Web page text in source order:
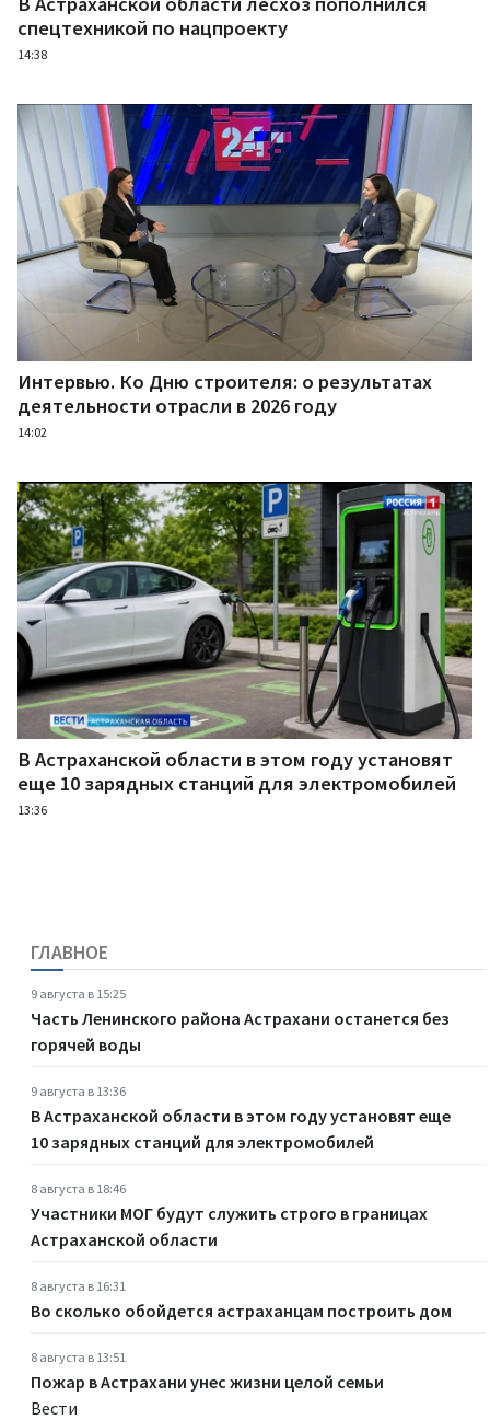
спецтехникой по нацпроекту
14:38
Интервью. Ко Дню строителя: о результатах
деятельности отрасли в 2026 году
14:02
В Астраханской области в этом году установят
еще 10 зарядных станций для электромобилей
13:36
ГЛАВНОЕ
9 августа в 15:25
Часть Ленинского района Астрахани останется без
горячей воды
9 августа в 13:36
В Астраханской области в этом году установят еще
10 зарядных станций для электромобилей
8 августа в 18:46
Участники МОГ будут служить строго в границах
Астраханской области
8 августа в 16:31
Во сколько обойдется астраханцам построить дом
8 августа в 13:51
Пожар в Астрахани унес жизни целой семьи
Вести